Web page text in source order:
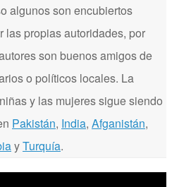
algunos son encubiertos
las propias autoridades, por
son buenos amigos de
o políticos locales. La
y las mujeres sigue siendo
Pakistán, India, Afganistán,
yTurquía.